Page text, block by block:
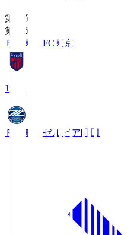
第1節
第1節
ＦＣ東京 FC東京
19:00
ＦＣ町田ゼルビア町田